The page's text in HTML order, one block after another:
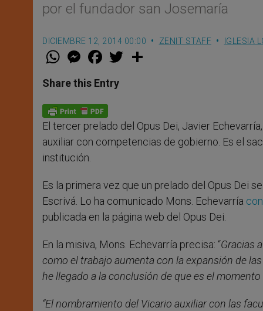
por el fundador san Josemaría
DICIEMBRE 12, 2014 00:00 ZENIT STAFF IGLESIA
W
t
s
p
p
M
e
s
e
g
e
r
F
a
e
b
o
k
w
Share this Entry
El tercer prelado del Opus Dei, Javier
auxiliar con competencias de gobierno. Es el
institución.
Es la primera vez que un prelado del Opus Dei
Escrivá. Lo ha comunicado Mons. Echevarría
publicada en la página web del Opus Dei.
En la misiva, Mons. Echevarría precisa: “Gracias
como el trabajo aumenta con la expansión de
he llegado a la conclusión de que es el
“El nombramiento del Vicario auxiliar con las